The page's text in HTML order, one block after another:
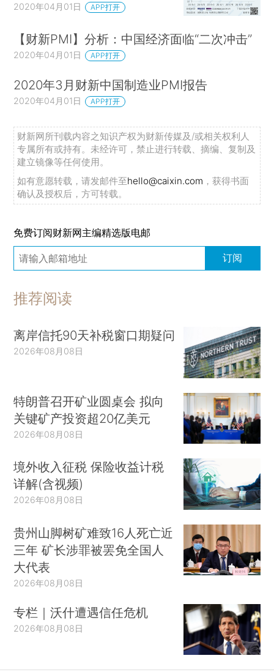
2020年04月01日 APP打开
【财新PMI】分析：中国经济面临“二次冲击”
2020年04月01日 APP打开
2020年3月财新中国制造业PMI报告
2020年04月01日 APP打开
财新网所刊载内容之知识产权为财新传媒及/或相关权利人
专属所有或持有。未经许可，禁止进行转载、摘编、复制及
建立镜像等任何使用。
如有意愿转载，请发邮件至hello@caixin.com ，获得书面
确认及授权后，方可转载。
免费订阅财新网主编精选版电邮
订阅
推荐阅读
离岸信托90天补税窗口期疑问
2026年08月08日
特朗普召开矿业圆桌会 拟向
关键矿产投资超20亿美元
2026年08月08日
境外收入征税 保险收益计税
详解(含视频)
2026年08月08日
贵州山脚树矿难致16人死亡近
三年 矿长涉罪被罢免全国人
大代表
2026年08月08日
专栏｜沃什遭遇信任危机
2026年08月08日